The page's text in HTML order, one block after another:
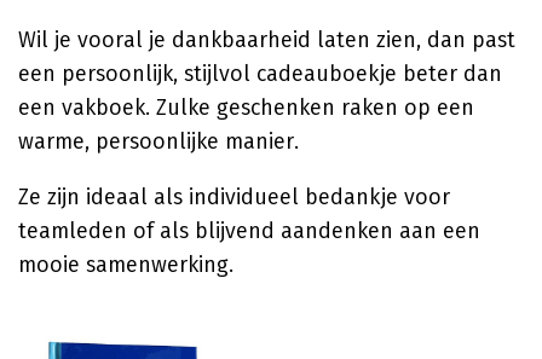
Wil je vooral je dankbaarheid laten zien, dan past
een persoonlijk, stijlvol cadeauboekje beter dan
een vakboek. Zulke geschenken raken op een
warme, persoonlijke manier.
Ze zijn ideaal als individueel bedankje voor
teamleden of als blijvend aandenken aan een
mooie samenwerking.